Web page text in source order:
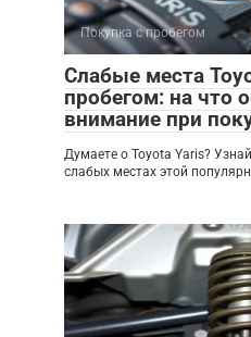
Покупка с пробегом
Слабые места
пробегом: на что
внимание при
Думаете о Toyota Yaris?
слабых местах этой